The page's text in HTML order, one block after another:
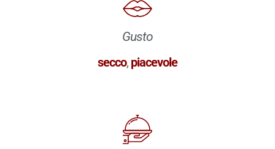
Gusto
secco, piacevole